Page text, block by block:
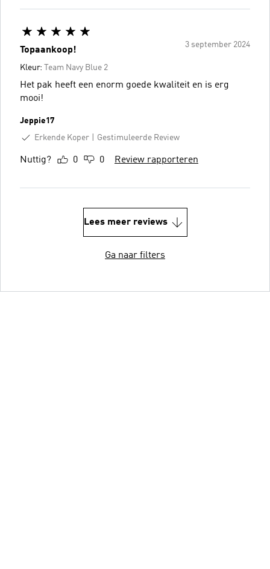
3 september 2024
Topaankoop!
Kleur: Team Navy Blue 2
Het pak heeft een enorm goede kwaliteit en is erg
mooi!
Jeppie17
Erkende Koper
Gestimuleerde Review
Nuttig? 0 0 Review rapporteren
Lees meer reviews
Ga naar filters